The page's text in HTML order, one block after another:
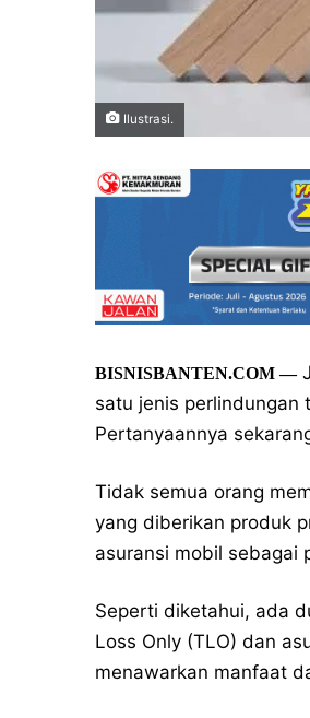
Ilustrasi.
BISNISBANTEN.COM —
satu jenis perlindungan
Pertanyaannya
Tidak semua orang
yang diberikan produk
asuransi mobil sebagai
Seperti diketahui, ada
Loss Only (TLO) dan
menawarkan manfaat